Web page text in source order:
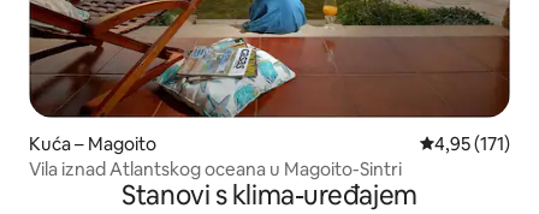
Kuća – Magoito Prosječna
4,95 (171)
Vila iznad Atlantskog oceana u Magoito-Sintri
Stanovi s klima-uređajem